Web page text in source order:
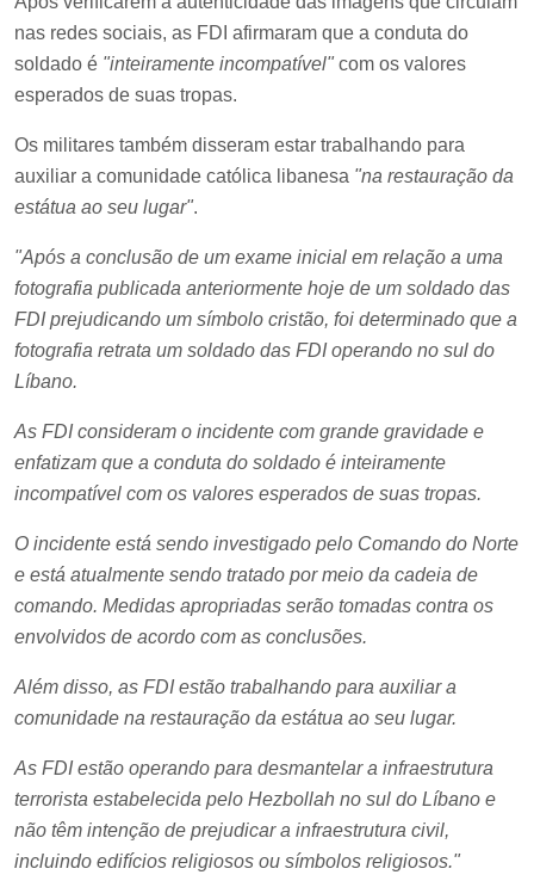
nas redes sociais, as FDI afirmaram que a conduta do
soldado é "inteiramente incompatível"com os valores
esperados de suas tropas.
Os militares também disseram estar trabalhando para
auxiliar a comunidade católica libanesa "na restauração da
estátua ao seu lugar".
"Após a conclusão de um exame inicial em relação a uma
fotografia publicada anteriormente hoje de um soldado das
FDI prejudicando um símbolo cristão, foi determinado que a
fotografia retrata um soldado das FDI operando no sul do
Líbano.
As FDI consideram o incidente com grande gravidade e
enfatizam que a conduta do soldado é inteiramente
incompatível com os valores esperados de suas tropas.
O incidente está sendo investigado pelo Comando do Norte
e está atualmente sendo tratado por meio da cadeia de
comando. Medidas apropriadas serão tomadas contra os
envolvidos de acordo com as conclusões.
Além disso, as FDI estão trabalhando para auxiliar a
comunidade na restauração da estátua ao seu lugar.
As FDI estão operando para desmantelar a infraestrutura
terrorista estabelecida pelo Hezbollah no sul do Líbano e
não têm intenção de prejudicar a infraestrutura civil,
incluindo edifícios religiosos ou símbolos religiosos."